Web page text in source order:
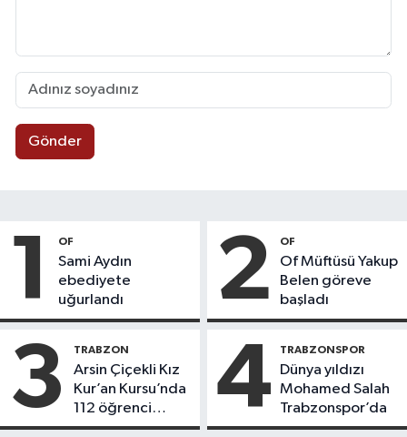
Gönder
1 OF
Sami Aydın
ebediyete
uğurlandı
2 OF
Of Müftüsü Yakup
Belen göreve
başladı
3 TRABZON
Arsin Çiçekli Kız
Kur’an Kursu’nda
112 öğrenci
icazet aldı
4 TRABZONSPOR
Dünya yıldızı
Mohamed Salah
Trabzonspor’da